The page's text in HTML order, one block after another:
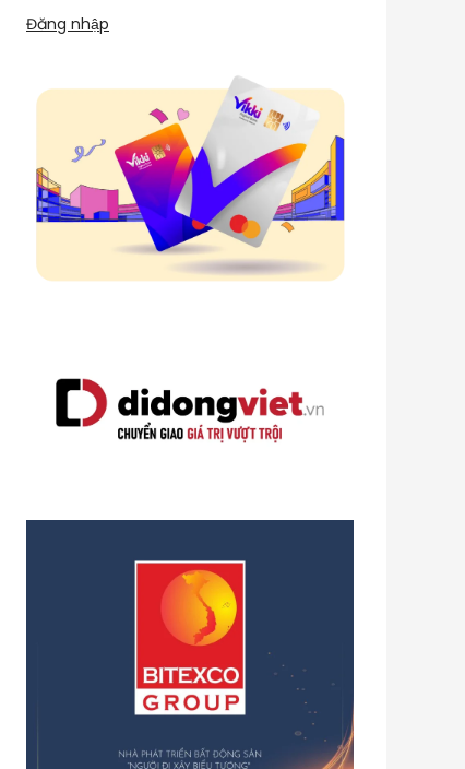
Đăng nhập